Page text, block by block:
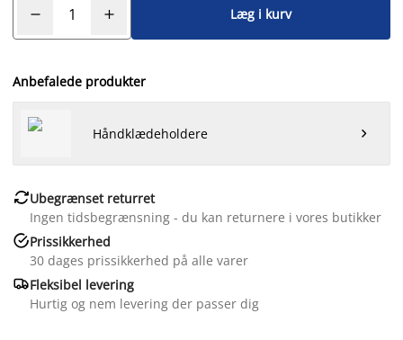
Læg i kurv
Anbefalede produkter
Håndklædeholdere 
Ubegrænset returret
Ingen tidsbegrænsning - du kan returnere i vores butikker
Prissikkerhed
30 dages prissikkerhed på alle varer
Fleksibel levering
Hurtig og nem levering der passer dig